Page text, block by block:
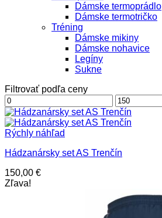
Dámske termoprádlo
Dámske termotričko
Tréning
Dámske mikiny
Dámske nohavice
Legíny
Sukne
Filtrovať podľa ceny
Minimálna
cena
Maximálna
cena
Rýchly náhľad
Hádzanársky set AS Trenčín
150,00 €
Zľava!